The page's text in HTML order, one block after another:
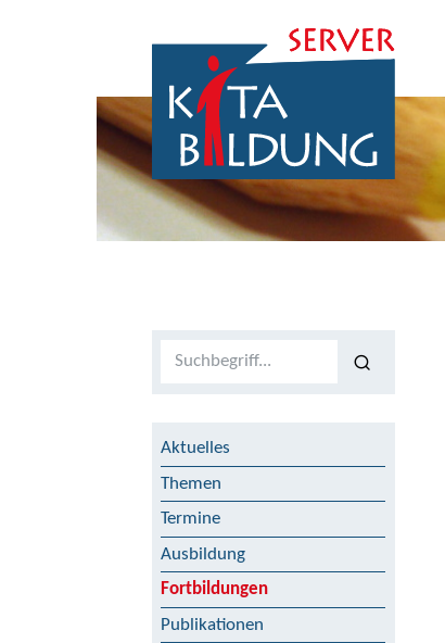
Volltextsuche
Aktuelles
Themen
Termine
Ausbildung
Fortbildungen
Publikationen